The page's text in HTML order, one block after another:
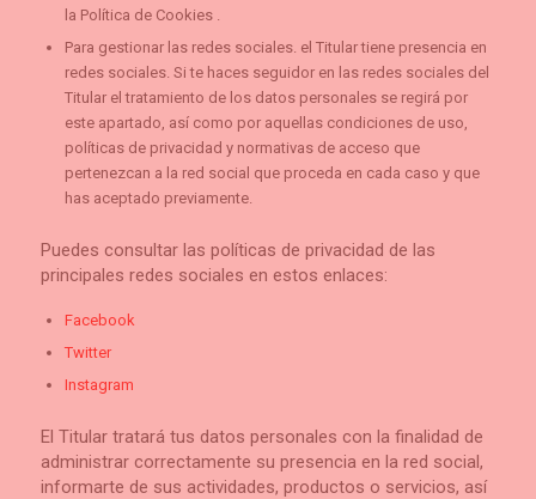
la Política de Cookies .
Para gestionar las redes sociales. el Titular tiene presencia en
redes sociales. Si te haces seguidor en las redes sociales del
Titular el tratamiento de los datos personales se regirá por
este apartado, así como por aquellas condiciones de uso,
políticas de privacidad y normativas de acceso que
pertenezcan a la red social que proceda en cada caso y que
has aceptado previamente.
Puedes consultar las políticas de privacidad de las
principales redes sociales en estos enlaces:
Facebook
Twitter
Instagram
El Titular tratará tus datos personales con la finalidad de
administrar correctamente su presencia en la red social,
informarte de sus actividades, productos o servicios, así